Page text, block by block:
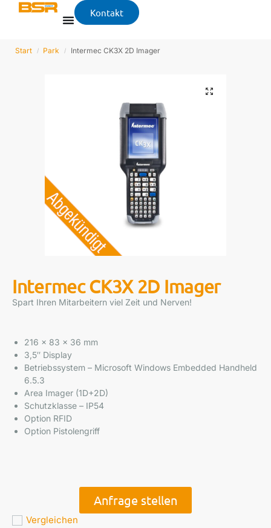
Kontakt
Start / Park / Intermec CK3X 2D Imager
Intermec CK3X 2D Imager
Spart Ihren Mitarbeitern viel Zeit und Nerven!
216 x 83 x 36 mm
3,5″ Display
Betriebssystem – Microsoft Windows Embedded Handheld
6.5.3
Area Imager (1D+2D)
Schutzklasse – IP54
Option RFID
Option Pistolengriff
Anfrage stellen
Vergleichen